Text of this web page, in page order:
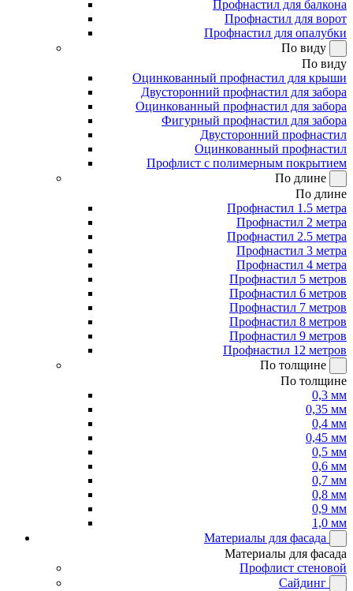
Профнастил для балкона
Профнастил для ворот
Профнастил для опалубки
По виду
По виду
Оцинкованный профнастил для крыши
Двусторонний профнастил для забора
Оцинкованный профнастил для забора
Фигурный профнастил для забора
Двусторонний профнастил
Оцинкованный профнастил
Профлист с полимерным покрытием
По длине
По длине
Профнастил 1.5 метра
Профнастил 2 метра
Профнастил 2.5 метра
Профнастил 3 метра
Профнастил 4 метра
Профнастил 5 метров
Профнастил 6 метров
Профнастил 7 метров
Профнастил 8 метров
Профнастил 9 метров
Профнастил 12 метров
По толщине
По толщине
0,3 мм
0,35 мм
0,4 мм
0,45 мм
0,5 мм
0,6 мм
0,7 мм
0,8 мм
0,9 мм
1,0 мм
Материалы для фасада
Материалы для фасада
Профлист стеновой
Сайдинг